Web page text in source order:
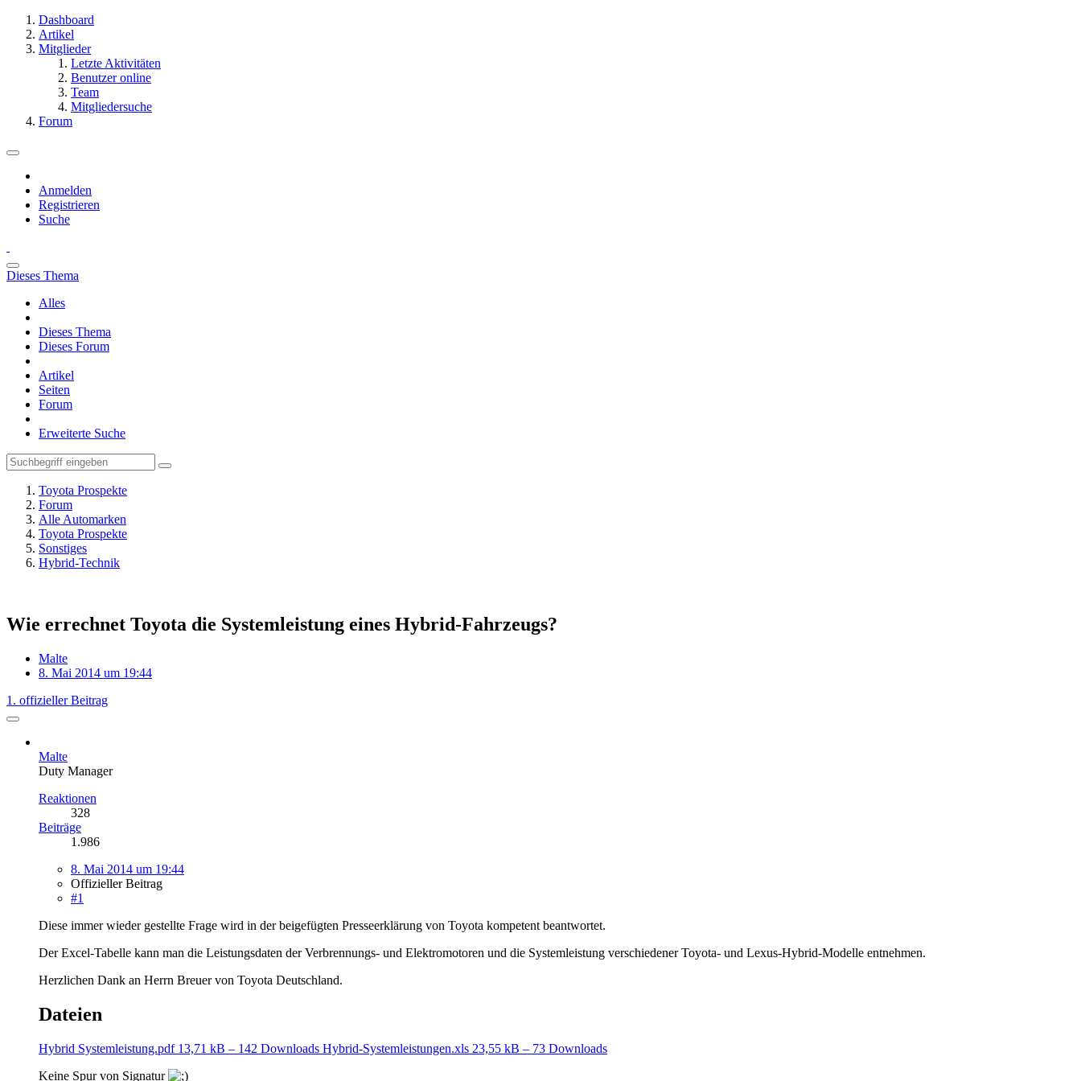
Dashboard
Artikel
Mitglieder
Letzte Aktivitäten
Benutzer online
Team
Mitgliedersuche
Forum
Anmelden
Registrieren
Suche
Dieses Thema
Alles
Dieses Thema
Dieses Forum
Artikel
Seiten
Forum
Erweiterte Suche
Toyota Prospekte
Forum
Alle Automarken
Toyota Prospekte
Sonstiges
Hybrid-Technik
Wie errechnet Toyota die Systemleistung eines Hybrid-Fahrzeugs?
Malte
8. Mai 2014 um 19:44
1. offizieller Beitrag
Malte
Duty Manager
Reaktionen
328
Beiträge
1.986
8. Mai 2014 um 19:44
Offizieller Beitrag
#1
Diese immer wieder gestellte Frage wird in der beigefügten Presseerklärung von Toyota kompetent beantwortet.
Der Excel-Tabelle kann man die Leistungsdaten der Verbrennungs- und Elektromotoren und die Systemleistung verschiedener Toyota- und Lexus-Hybrid-Modelle entnehmen.
Herzlichen Dank an Herrn Breuer von Toyota Deutschland.
Dateien
Hybrid Systemleistung.pdf 13,71 kB – 142 Downloads Hybrid-Systemleistungen.xls 23,55 kB – 73 Downloads
Keine Spur von Signatur